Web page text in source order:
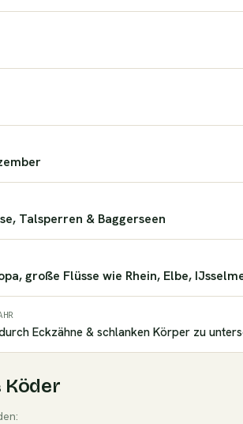
Talsperren & Baggerseen
große Flüsse wie Rhein, Elbe,
Eckzähne & schlanken Körper zu
Köder